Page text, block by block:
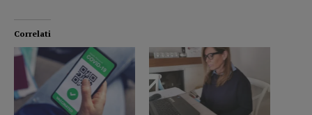
Correlati